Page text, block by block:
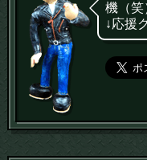
機（笑
↓応援